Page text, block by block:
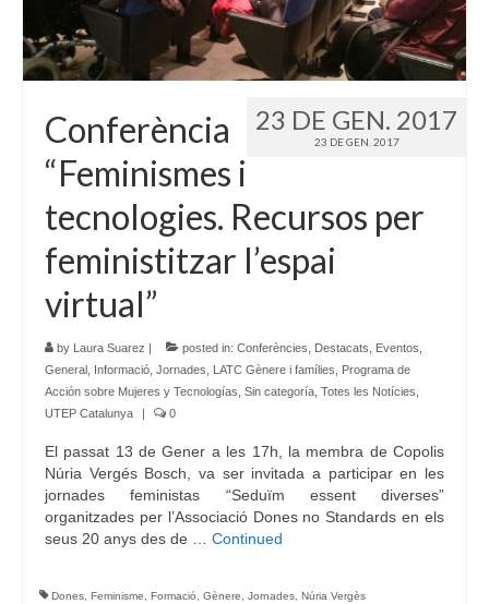
Idioma:
23 DE GEN. 2017
23 DE GEN. 2017
Conferència
“Feminismes i
tecnologies. Recursos per
feministitzar l’espai
virtual”
by Laura Suarez posted in: Conferències Destacats Eventos
General
Informació Jornades LATC Gènere i famílies
Programa de
Acción sobre Mujeres y Tecnologías Sin categoría Totes les Notícies
UTEP Catalunya
0
El passat 13 de Gener a les 17h, la membra de Copolis
Núria Vergés Bosch, va ser invitada a participar en les
jornades feministas “Seduïm essent diverses”
organitzades per l’Associació Dones no Standards en els
seus 20 anys des de … Continued
Dones, Feminisme, Formació, Gènere, Jornades, Núria Vergès